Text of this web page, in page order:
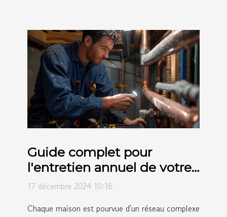
Guide complet pour
l'entretien annuel de votre
système de plomberie
17 décembre 2024 10:16
Chaque maison est pourvue d'un réseau complexe